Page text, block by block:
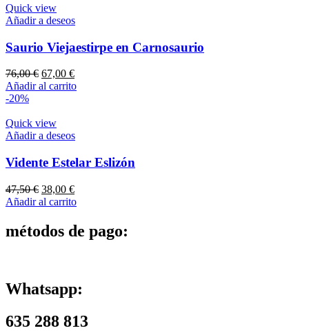
50,00 €.
Quick view
Añadir a deseos
Saurio Viejaestirpe en Carnosaurio
76,00€ El
precio
76,00 €.
67,00 €El
precio
Añadir al carrito
-20%
Quick view
Añadir a deseos
Vidente Estelar Eslizón
47,50€ El
precio
era:
47,50 €.
38,00 €El
precio
es:
38,00 €.
Añadir al carrito
métodos de pago:
Whatsapp:
635 288 813